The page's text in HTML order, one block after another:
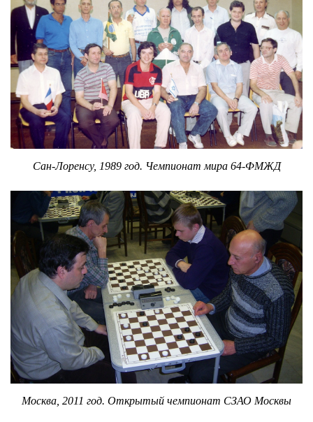
Сан-Лоренсу, 1989 год. Чемпионат мира 64-ФМЖД
Москва, 2011 год. Открытый чемпионат СЗАО Москвы